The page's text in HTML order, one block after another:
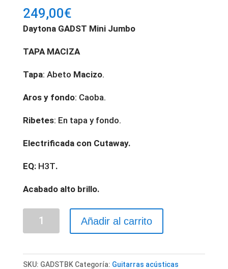
249,00€
Daytona GADST Mini Jumbo
TAPA MACIZA
Tapa: Abeto Macizo.
Aros y fondo: Caoba.
Ribetes: En tapa y fondo.
Electrificada con Cutaway.
EQ: H3T.
Acabado alto brillo.
GUITARRA
MINI
Añadir al carrito
SKU: GADSTBK Categoría: Guitarras acústicas